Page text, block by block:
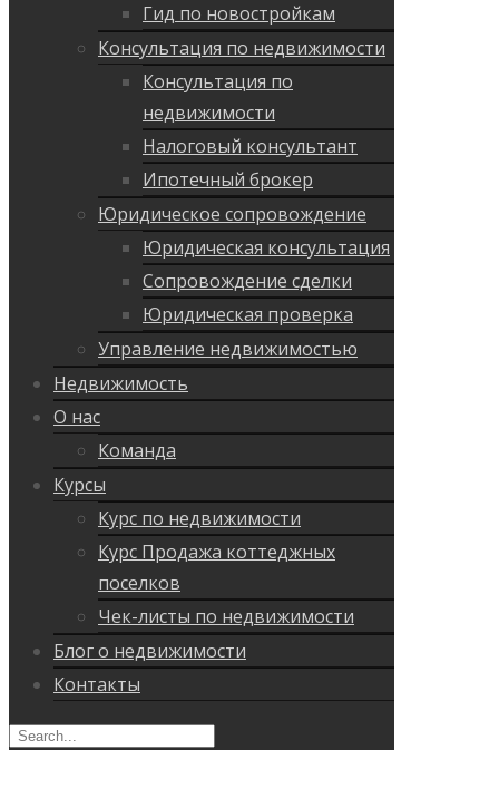
Гид по новостройкам
Консультация по недвижимости
Консультация по
недвижимости
Налоговый консультант
Ипотечный брокер
Юридическое сопровождение
Юридическая консультация
Сопровождение сделки
Юридическая проверка
Управление недвижимостью
Недвижимость
О нас
Команда
Курсы
Курс по недвижимости
Курс Продажа коттеджных
поселков
Чек-листы по недвижимости
Блог о недвижимости
Контакты